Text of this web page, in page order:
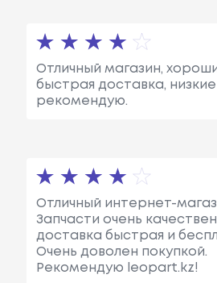
Отличный магазин,
быстрая доставка,
рекомендую.
Отличный интернет-
Запчасти очень
доставка быстрая и
Очень доволен покупкой.
Рекомендую leopart.kz!